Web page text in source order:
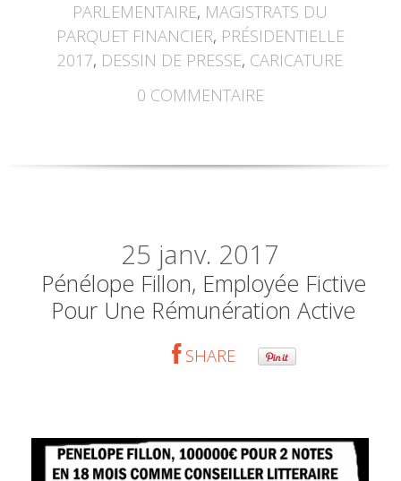
PARLEMENTAIRE, MAGISTRATS DU
PARQUET FINANCIER, PRÉSIDENTIELLE
2017, DESSIN DE PRESSE, CARICATURE
0 COMMENTAIRE
25 janv. 2017
Pénélope Fillon, Employée Fictive
Pour Une Rémunération Active
SHARE